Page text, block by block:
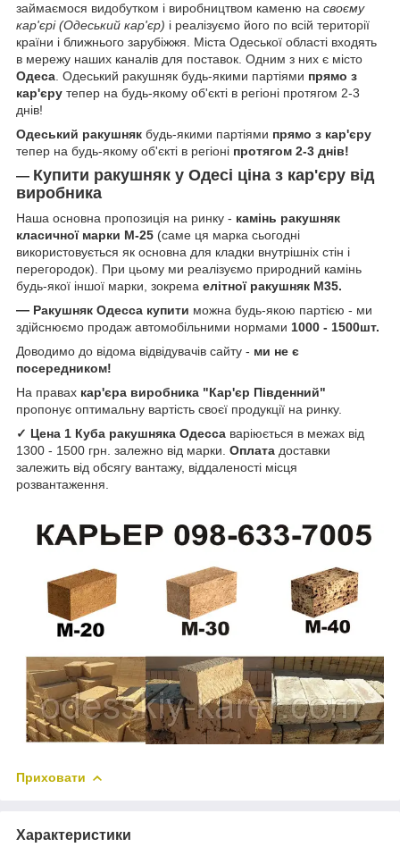
займаємося видобутком і виробництвом каменю на своєму
кар'єрі (Одеський кар'єр) і реалізуємо його по всій території
країни і ближнього зарубіжжя. Міста Одеської області входять
в мережу наших каналів для поставок. Одним з них є місто
Одеса . Одеський ракушняк будь-якими партіями прямо з
кар'єру тепер на будь-якому об'єкті в регіоні протягом 2-3
днів!
Одеський ракушняк будь-якими партіями прямо з кар'єру
тепер на будь-якому об'єкті в регіоні протягом 2-3 днів!
— Купити ракушняк у Одесі ціна з кар'єру від
виробника
Наша основна пропозиція на ринку - камінь ракушняк
класичної марки М-25 (саме ця марка сьогодні
використовується як основна для кладки внутрішніх стін і
перегородок). При цьому ми реалізуємо природний камінь
будь-якої іншої марки, зокрема елітної ракушняк М35.
— Ракушняк Одесса купити можна будь-якою партією - ми
здійснюємо продаж автомобільними нормами 1000 - 1500шт.
Доводимо до відома відвідувачів сайту - ми не є
посередником!
На правах кар'єра виробника "Кар'єр Південний"
пропонує оптимальну вартість своєї продукції на ринку.
✓ Цена 1 Куба ракушняка Одесса варіюється в межах від
1300 - 1500 грн. залежно від марки. Оплата доставки
залежить від обсягу вантажу, віддаленості місця
розвантаження.
Приховати
Характеристики